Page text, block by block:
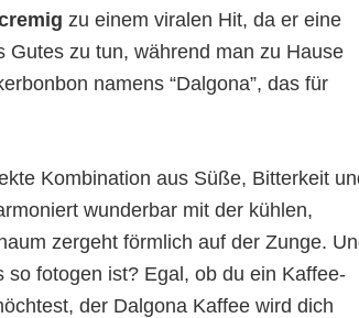
zu einem viralen Hit, da er eine
zu tun, während man zu Hause
namens “Dalgona”, das für
Kombination aus Süße, Bitterkeit
wunderbar mit der kühlen,
zergeht förmlich auf der Zunge.
fotogen ist? Egal, ob du ein Kaffee-
der Dalgona Kaffee wird dich